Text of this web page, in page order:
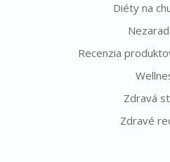
Diéty na
Recenzia
Zdravá
Zdravé